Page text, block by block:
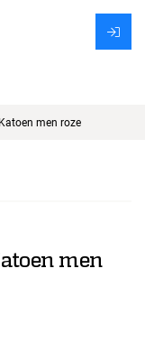
men roze
men